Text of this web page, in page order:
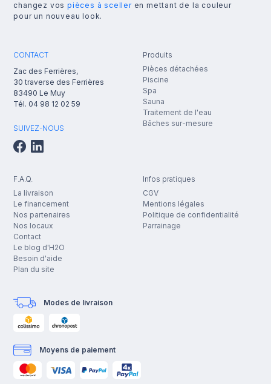
changez vos pièces à scelleren mettant de la couleur
pour un nouveau look.
CONTACT
Zac des Ferrières,
30 traverse des Ferrières
83490 Le Muy
Tél. 04 98 12 02 59
SUIVEZ-NOUS
Produits
Pièces détachées
Piscine
Spa
Sauna
Traitement de l'eau
Bâches sur-mesure
F.A.Q.
La livraison
Le financement
Nos partenaires
Nos locaux
Contact
Le blog d'H2O
Besoin d'aide
Plan du site
Infos pratiques
CGV
Mentions légales
Politique de confidentialité
Parrainage
Modes de livraison
Moyens de paiement